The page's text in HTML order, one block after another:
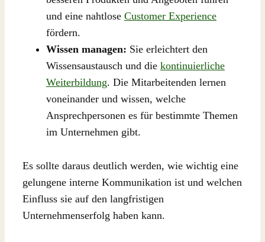
und eine nahtlose Customer Experience
fördern.
Wissen managen: Sie erleichtert den
Wissensaustausch und die kontinuierliche
Weiterbildung. Die Mitarbeitenden lernen
voneinander und wissen, welche
Ansprechpersonen es für bestimmte Themen
im Unternehmen gibt.
Es sollte daraus deutlich werden, wie wichtig eine
gelungene interne Kommunikation ist und welchen
Einfluss sie auf den langfristigen
Unternehmenserfolg haben kann.